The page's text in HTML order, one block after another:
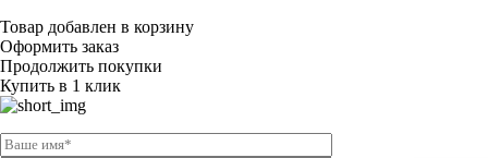
Товар добавлен в корзину
Оформить заказ
Продолжить покупки
Купить в 1 клик